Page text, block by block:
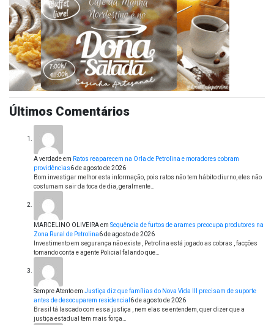
Últimos Comentários
A verdadeem Ratos reaparecem na Orla de Petrolina e moradores cobram
providências6 de agosto de 2026
Bom investigar melhor esta informação, pois ratos não tem hábito diurno, eles não
costumam sair da toca de dia, geralmente…
MARCELINO OLIVEIRAem Sequência de furtos de arames preocupa produtores na
Zona Rural de Petrolina6 de agosto de 2026
Investimento em segurança não existe , Petrolina está jogado as cobras , facções
tomando conta e agente Policial falando que…
Sempre Atentoem Justiça diz que famílias do Nova Vida III precisam de suporte
antes de desocuparem residencial 6 de agosto de 2026
Brasil tá lascado com essa justiça , nem elas se entendem, quer dizer que a
justiça estadual tem mais força…